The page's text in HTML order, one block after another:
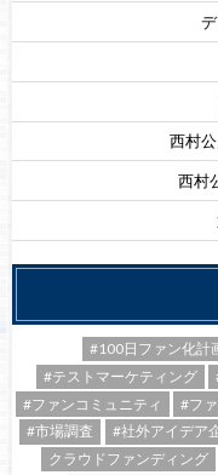
西村
西村
#100日ファン化計
#テストマーケティング
#ファンコミュニティ
#フ
#市場調査
#社外アイデア
クラウドファンディング